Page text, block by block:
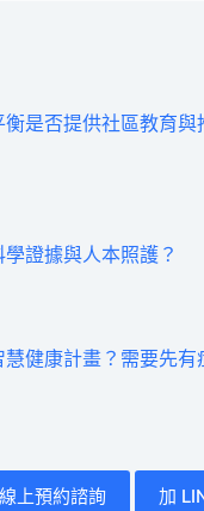
是否提供社區教育與
證據與人本照護？
健康計畫？需要先有
線上預約諮詢 加